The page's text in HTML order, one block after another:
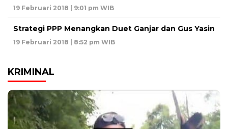
19 Februari 2018 | 9:01 pm WIB
Strategi PPP Menangkan Duet Ganjar dan Gus Yasin
19 Februari 2018 | 8:52 pm WIB
KRIMINAL